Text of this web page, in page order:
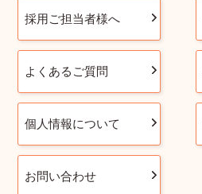
採用ご担当者様へ
よくあるご質問
個人情報について
お問い合わせ